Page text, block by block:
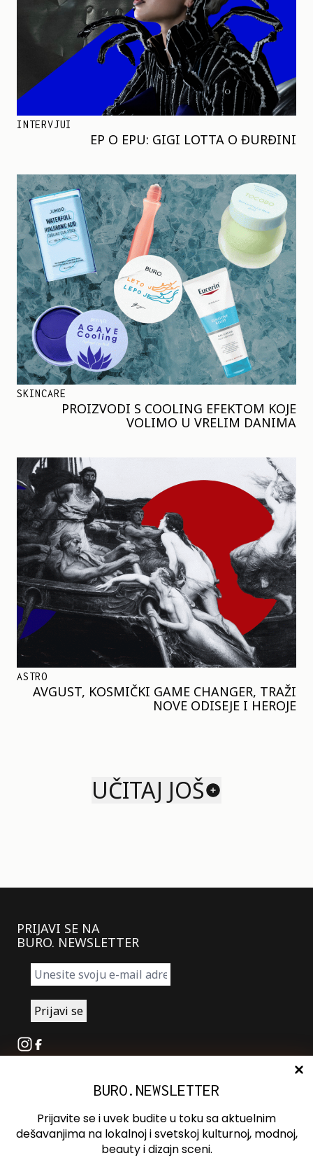
INTERVJUI
EP O EPU: GIGI LOTTA O ĐURĐINI
SKINCARE
PROIZVODI S COOLING EFEKTOM KOJE
VOLIMO U VRELIM DANIMA
ASTRO
AVGUST, KOSMIČKI GAME CHANGER, TRAŽI
NOVE ODISEJE I HEROJE
UČITAJ JOŠ
PRIJAVI SE NA
BURO. NEWSLETTER
Instagram
Facebook
Oglašavanje
Kontakt
BURO.NEWSLETTER
Prijavite se i uvek budite u toku sa aktuelnim
dešavanjima na lokalnoj i svetskoj kulturnoj, modnoj,
beauty i dizajn sceni.